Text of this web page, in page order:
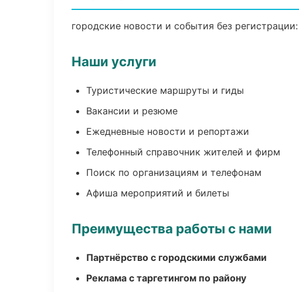
городские новости и события без
Наши услуги
Туристические маршруты и гиды
Вакансии и резюме
Ежедневные новости и репортажи
Телефонный справочник жителей и фирм
Поиск по организациям и телефонам
Афиша мероприятий и билеты
Преимущества работы с нами
Партнёрство с городскими службами
Реклама с таргетингом по району